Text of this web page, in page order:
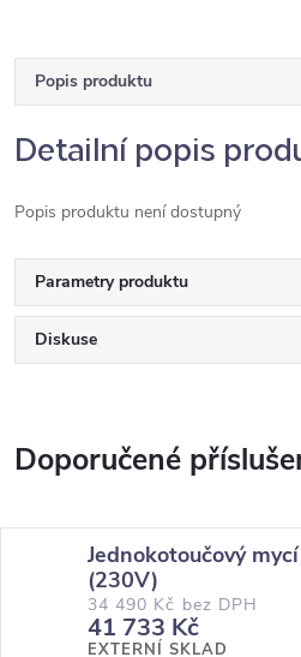
Popis produktu
Detailní popis
Popis produktu není dostupný
Parametry produktu
Diskuse
Jednokotoučový
(230V)
34 490 Kč bez DPH
41 733 Kč
EXTERNÍ SKLAD